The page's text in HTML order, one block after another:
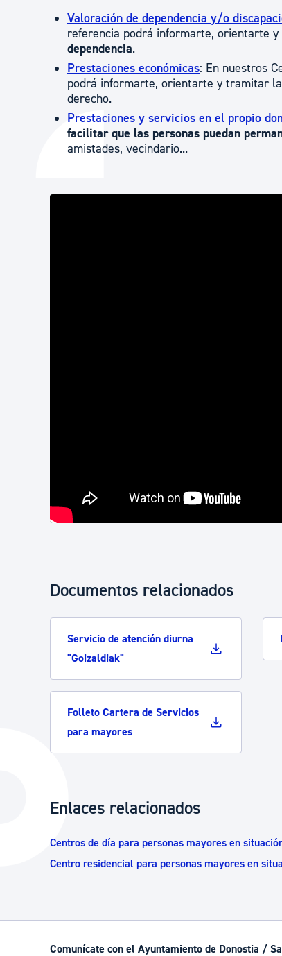
Valoración de dependencia y/o
referencia podrá informarte, orientarte y
dependencia.
Prestaciones económicas: En nuestros
podrá informarte, orientarte y tramitar la
derecho.
Prestaciones y servicios en el propio
facilitar que las personas puedan
amistades, vecindario...
Documentos relacionados
Servicio de atención diurna
"Goizaldiak"
Folleto Cartera de Servicios
para mayores
Enlaces relacionados
Centros de día para personas mayores en
Centro residencial para personas mayores en
Comunícate con el Ayuntamiento de Donostia /